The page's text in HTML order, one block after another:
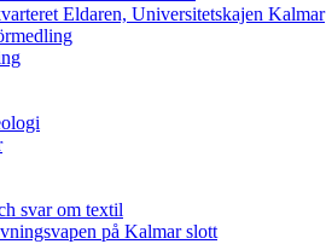
Eldaren, Universitetskajen Kalmar
svar om textil
på Kalmar slott